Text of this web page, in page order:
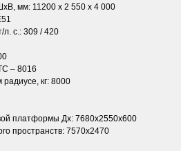
мм: 11200 х 2 550 х 4 000
л. с.: 309 / 420
– 8016
кг: 8000
платформы Дх: 7680х2550х600
пространств: 7570х2470